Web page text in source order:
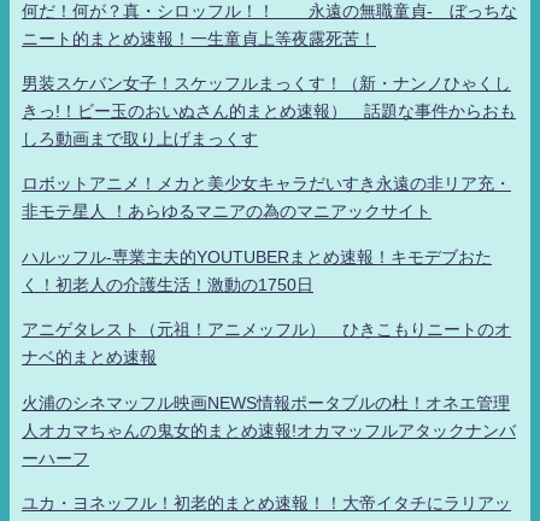
何だ！何が？真・シロッフル！！ 永遠の無職童貞- ぼっちな
ニート的まとめ速報！一生童貞上等夜露死苦！
男装スケバン女子！スケッフルまっくす！（新・ナンノひゃくし
きっ!！ビー玉のおいぬさん的まとめ速報） 話題な事件からおも
しろ動画まで取り上げまっくす
ロボットアニメ！メカと美少女キャラだいすき永遠の非リア充・
非モテ星人 ！あらゆるマニアの為のマニアックサイト
ハルッフル-専業主夫的YOUTUBERまとめ速報！キモデブおた
く！初老人の介護生活！激動の1750日
アニゲタレスト（元祖！アニメッフル） ひきこもりニートのオ
ナベ的まとめ速報
火浦のシネマッフル映画NEWS情報ポータブルの杜！オネエ管理
人オカマちゃんの鬼女的まとめ速報!オカマッフルアタックナンバ
ーハーフ
ユカ・ヨネッフル！初老的まとめ速報！！大帝イタチにラリアッ